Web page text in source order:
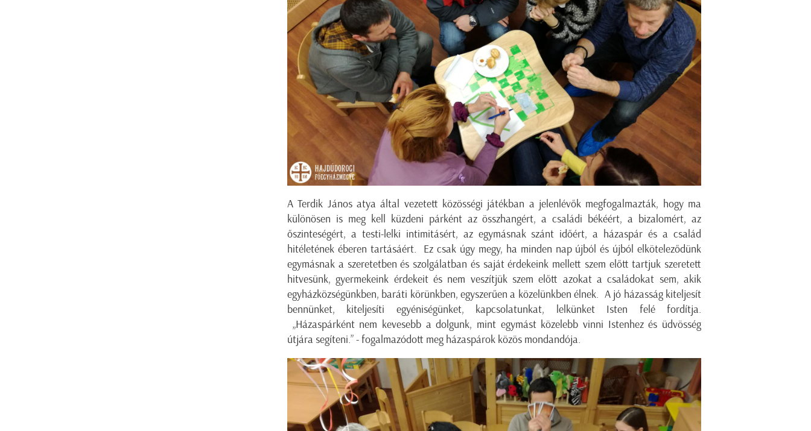
A Terdik János atya által vezetett közösségi játékban a jelenlévők megfogalmazták, hogy ma
különösen is meg kell küzdeni párként az összhangért, a családi békéért, a bizalomért, az
őszinteségért, a testi-lelki intimitásért, az egymásnak szánt időért, a házaspár és a család
hitéletének éberen tartásáért. Ez csak úgy megy, ha minden nap újból és újból elköteleződünk
egymásnak a szeretetben és szolgálatban és saját érdekeink mellett szem előtt tartjuk szeretett
hitvesünk, gyermekeink érdekeit és nem veszítjük szem előtt azokat a családokat sem, akik
egyházközségünkben, baráti körünkben, egyszerűen a közelünkben élnek. A jó házasság kiteljesít
bennünket, kiteljesíti egyéniségünket, kapcsolatunkat, lelkünket Isten felé fordítja.
„Házaspárként nem kevesebb a dolgunk, mint egymást közelebb vinni Istenhez és üdvösség
útjára segíteni.” - fogalmazódott meg házaspárok közös mondandója.